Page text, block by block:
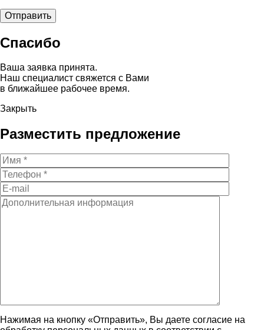
Спасибо
Ваша заявка принята.
Наш специалист свяжется с Вами
в ближайшее рабочее время.
Закрыть
Разместить предложение
Нажимая на кнопку «Отправить», Вы даете согласие на